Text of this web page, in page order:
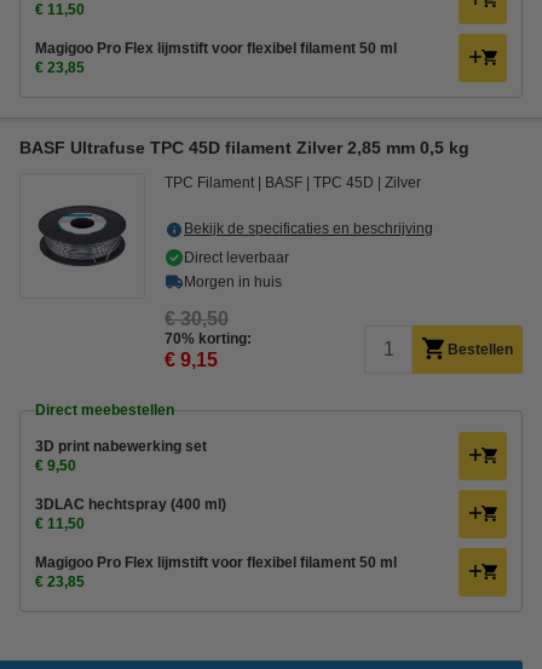
€ 11,50
Magigoo Pro Flex lijmstift voor flexibel filament 50 ml
€ 23,85
BASF Ultrafuse TPC 45D filament Zilver 2,85 mm 0,5 kg
TPC Filament BASF TPC 45D Zilver
Bekijk de specificaties en beschrijving
Direct leverbaar
Morgen in huis
€ 30,50
70% korting:
€ 9,15 Bestellen
Direct meebestellen
3D print nabewerking set
€ 9,50
3DLAC hechtspray (400 ml)
€ 11,50
Magigoo Pro Flex lijmstift voor flexibel filament 50 ml
€ 23,85